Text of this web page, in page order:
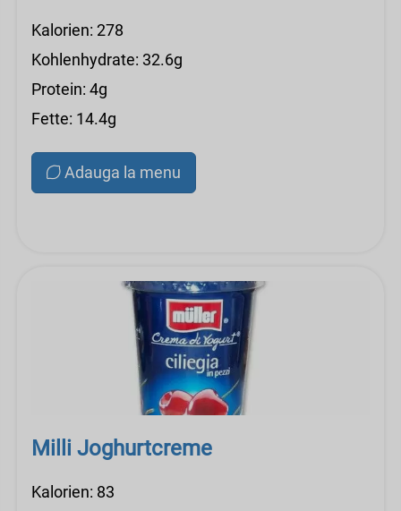
Kalorien: 278
Kohlenhydrate: 32.6g
Protein: 4g
Fette: 14.4g
Adauga la menu
Milli Joghurtcreme
Kalorien: 83